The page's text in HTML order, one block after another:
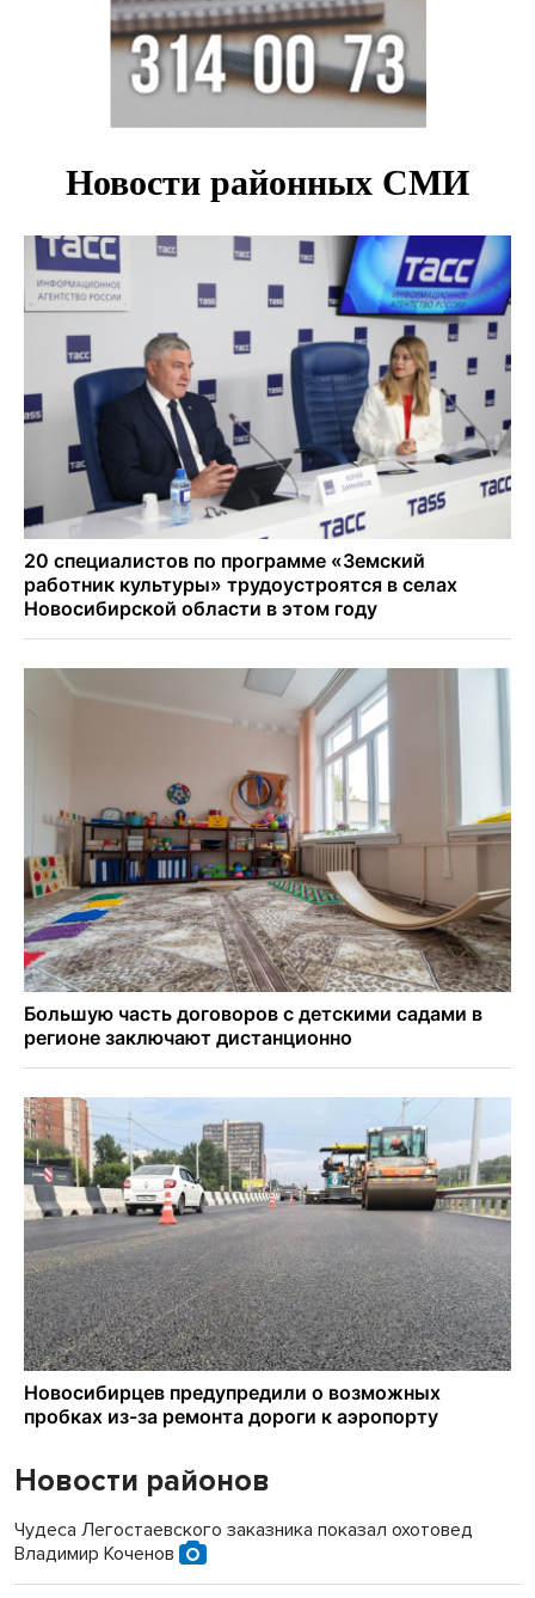
Новости районов
Чудеса Легостаевского заказника показал охотовед
Владимир Коченов